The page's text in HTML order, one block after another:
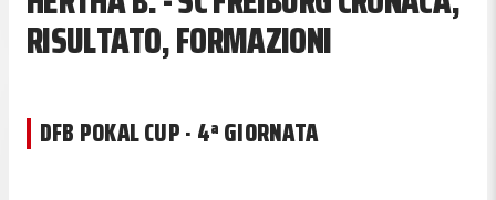
RISULTATO, FORMAZIONI
DFB POKAL CUP · 4ª GIORNATA